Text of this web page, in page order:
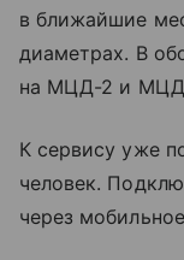
в ближайшие
диаметрах. В
на МЦД-2 и
К сервису уже
человек.
через